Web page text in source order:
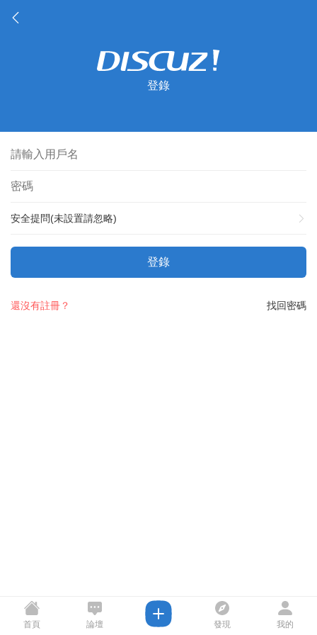
登錄
安全提問(未設置請忽略)
登錄
找回密碼
還沒有註冊？
首頁 論壇 發現 我的